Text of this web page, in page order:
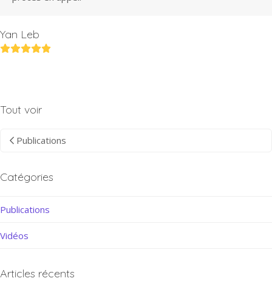
Yan Leb
Rating:
Tout voir
Publications
Catégories
Publications
Vidéos
Articles récents